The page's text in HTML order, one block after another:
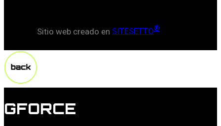
Sitio web creado en SITESETTO®
GFORCE